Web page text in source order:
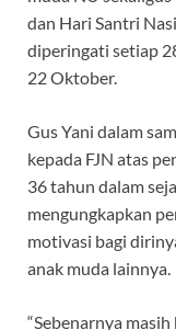
dan Hari Santri
diperingati setiap
22 Oktober.
Gus Yani dalam
kepada FJN atas
36 tahun dalam
mengungkapkan
motivasi bagi
anak muda lainnya.
“Sebenarnya